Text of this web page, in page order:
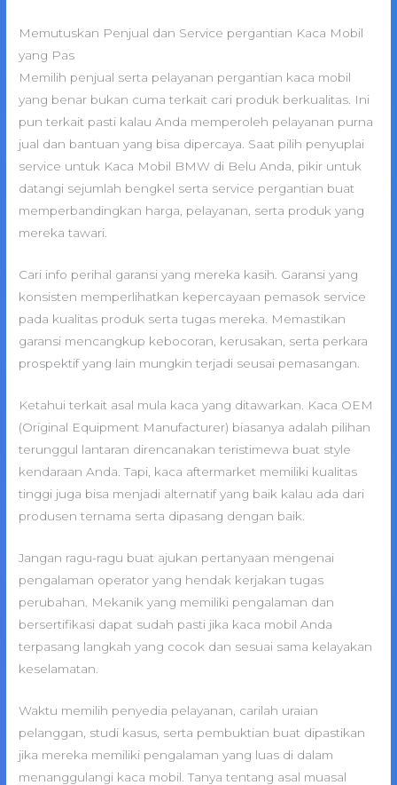
Memutuskan Penjual dan Service pergantian Kaca Mobil
yang Pas
Memilih penjual serta pelayanan pergantian kaca mobil
yang benar bukan cuma terkait cari produk berkualitas. Ini
pun terkait pasti kalau Anda memperoleh pelayanan purna
jual dan bantuan yang bisa dipercaya. Saat pilih penyuplai
service untuk Kaca Mobil BMW di Belu Anda, pikir untuk
datangi sejumlah bengkel serta service pergantian buat
memperbandingkan harga, pelayanan, serta produk yang
mereka tawari.
Cari info perihal garansi yang mereka kasih. Garansi yang
konsisten memperlihatkan kepercayaan pemasok service
pada kualitas produk serta tugas mereka. Memastikan
garansi mencangkup kebocoran, kerusakan, serta perkara
prospektif yang lain mungkin terjadi seusai pemasangan.
Ketahui terkait asal mula kaca yang ditawarkan. Kaca OEM
(Original Equipment Manufacturer) biasanya adalah pilihan
terunggul lantaran direncanakan teristimewa buat style
kendaraan Anda. Tapi, kaca aftermarket memiliki kualitas
tinggi juga bisa menjadi alternatif yang baik kalau ada dari
produsen ternama serta dipasang dengan baik.
Jangan ragu-ragu buat ajukan pertanyaan mengenai
pengalaman operator yang hendak kerjakan tugas
perubahan. Mekanik yang memiliki pengalaman dan
bersertifikasi dapat sudah pasti jika kaca mobil Anda
terpasang langkah yang cocok dan sesuai sama kelayakan
keselamatan.
Waktu memilih penyedia pelayanan, carilah uraian
pelanggan, studi kasus, serta pembuktian buat dipastikan
jika mereka memiliki pengalaman yang luas di dalam
menanggulangi kaca mobil. Tanya tentang asal muasal